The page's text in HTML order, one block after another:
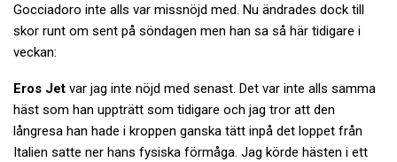
Gocciadoro inte alls var missnöjd med. Nu ändrades dock till
skor runt om sent på söndagen men han sa så här tidigare i
veckan:
Eros Jet var jag inte nöjd med senast. Det var inte alls samma
häst som han uppträtt som tidigare och jag tror att den
långresa han hade i kroppen ganska tätt inpå det loppet från
Italien satte ner hans fysiska förmåga. Jag körde hästen i ett